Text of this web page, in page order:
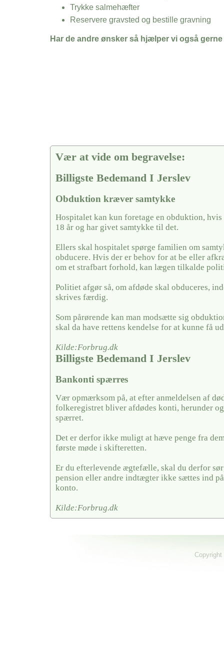
Trykke salmehæfter
Reservere gravsted og bestille gravning
Har de andre ønsker så hjælper vi også gerne
Vær at vide om begravelse:
Billigste Bedemand I Jerslev
Obduktion kræver samtykke
Hospitalet kan kun foretage en obduktion,
18 år og har givet samtykke til det.
Ellers skal hospitalet spørge familien om
obducere. Hvis der er behov for at be eller
om et strafbart forhold, kan lægen tilkalde
Politiet afgør så, om afdøde skal obduceres,
skrives færdig.
Som pårørende kan man modsætte sig
skal da have rettens kendelse for at kunne få
Kilde:Forbrug.dk
Billigste Bedemand I Jerslev
Bankonti spærres
Vær opmærksom på, at efter anmeldelsen af
folkeregistret bliver afdødes konti, herunder
spærret.
Det er derfor ikke muligt at hæve penge fra
første møde i skifteretten.
Er du efterlevende ægtefælle, skal du derfor
pension eller andre indtægter ikke sættes ind
konto.
Kilde:Forbrug.dk